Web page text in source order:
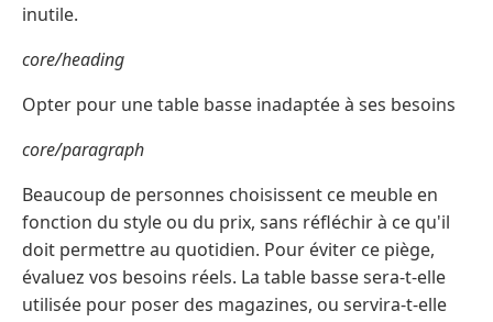
inutile.
core/heading
Opter pour une table basse inadaptée à ses besoins
core/paragraph
Beaucoup de personnes choisissent ce meuble en
fonction du style ou du prix, sans réfléchir à ce qu'il
doit permettre au quotidien. Pour éviter ce piège,
évaluez vos besoins réels. La table basse sera-t-elle
utilisée pour poser des magazines, ou servira-t-elle